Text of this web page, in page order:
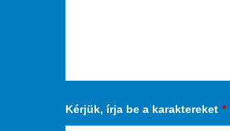
Kérjük, írja be a karaktereket *